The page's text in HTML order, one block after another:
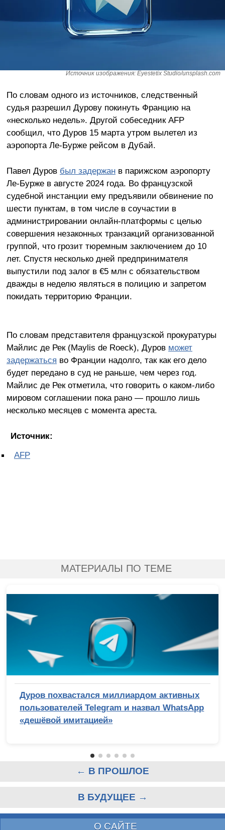
Источник изображения: Eyestetix Studio/unsplash.com
По словам одного из источников, следственный
судья разрешил Дурову покинуть Францию ​​на
«несколько недель». Другой собеседник AFP
сообщил, что Дуров 15 марта утром вылетел из
аэропорта Ле-Бурже рейсом в Дубай.
Павел Дуров был задержанв парижском аэропорту
Ле-Бурже в августе 2024 года. Во французской
судебной инстанции ему предъявили обвинение по
шести пунктам, в том числе в соучастии в
администрировании онлайн-платформы с целью
совершения незаконных транзакций организованной
группой, что грозит тюремным заключением до 10
лет. Спустя несколько дней предпринимателя
выпустили под залог в €5 млн с обязательством
дважды в неделю являться в полицию и запретом
покидать территорию Франции.
По словам представителя французской прокуратуры
Майлис де Рек (Maylis de Roeck), Дуров может
задержаться во Франции надолго, так как его дело
будет передано в суд не раньше, чем через год.
Майлис де Рек отметила, что говорить о каком-либо
мировом соглашении пока рано — прошло лишь
несколько месяцев с момента ареста.
Источник:
AFP
МАТЕРИАЛЫ ПО ТЕМЕ
Дуров похвастался миллиардом активных
пользователей Telegram и назвал WhatsApp
«дешёвой имитацией»
← В ПРОШЛОЕ
В БУДУЩЕЕ →
О САЙТЕ